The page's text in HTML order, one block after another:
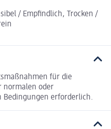
/ Empfindlich, Trocken /
für die
normalen oder
Bedingungen erforderlich.